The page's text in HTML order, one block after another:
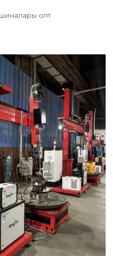
опт